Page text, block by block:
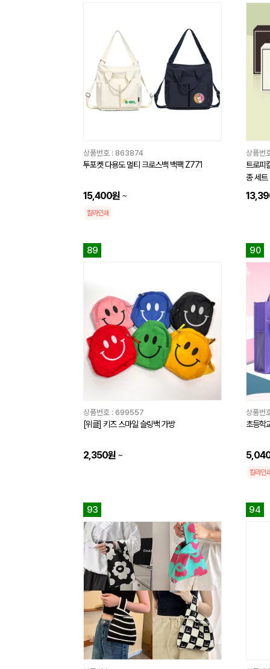
상품번호 : 863874
투포켓 다용도 멀티 크로스백 백팩 Z771
15,400원 ~
칼라인쇄
상품번
트로피
종 세트
89
상품번호 : 699557
[위클] 키즈 스마일 슬링백 가방
2,350원 ~
90
상품번
초등학
칼라인
93 94